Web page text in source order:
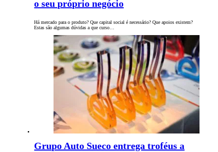
o seu próprio negócio
Há mercado para o produto? Que capital social é necessário? Que apoios existem?
Estas são algumas dúvidas a que curso…
Grupo Auto Sueco entrega troféus a